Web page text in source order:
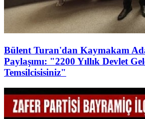
Bülent Turan'dan Kaymakam
Paylaşımı: "2200 Yıllık Devlet
Temsilcisisiniz"